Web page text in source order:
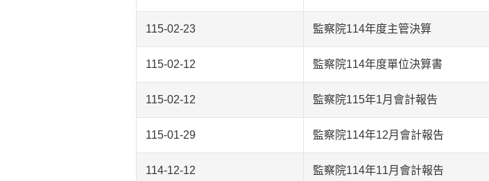
115-02-23 監察院114年度主管決算
115-02-12 監察院114年度單位決算書
115-02-12 監察院115年1月會計報告
115-01-29 監察院114年12月會計報告
114-12-12 監察院114年11月會計報告